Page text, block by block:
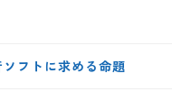
フトに求める命題